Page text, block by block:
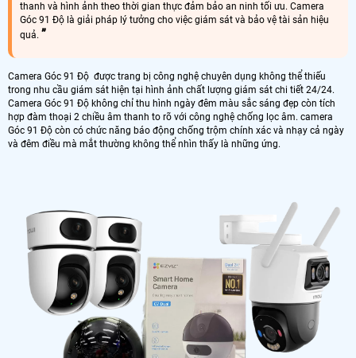
thanh và hình ảnh theo thời gian thực đảm bảo an ninh tối ưu. Camera
Góc 91 Độ là giải pháp lý tưởng cho việc giám sát và bảo vệ tài sản hiệu
quả.
Camera Góc 91 Độ được trang bị công nghệ chuyên dụng không thể thiếu
trong nhu cầu giám sát hiện tại hình ảnh chất lượng giám sát chi tiết 24/24.
Camera Góc 91 Độ không chỉ thu hình ngày đêm màu sắc sáng đẹp còn tích
hợp đàm thoại 2 chiều âm thanh to rõ với công nghệ chống lọc âm. camera
Góc 91 Độ còn có chức năng báo động chống trộm chính xác và nhạy cả ngày
và đêm điều mà mắt thường không thể nhìn thấy là những ứng.